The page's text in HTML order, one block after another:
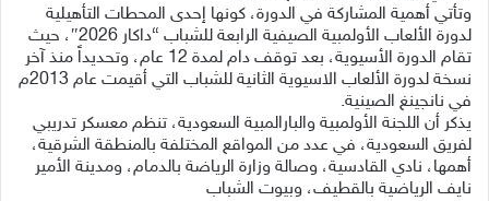
وتأتي أهمية المشاركة في الدورة، كونها إحدى المحطات التأهيلية
لدورة الألعاب الأولمبية الصيفية الرابعة للشباب “داكار 2026″، حيث
تقام الدورة الأسيوية، بعد توقف دام لمدة 12 عام، وتحديداً منذ آخر
نسخة لدورة الألعاب الاسيوية الثانية للشباب التي أقيمت عام 2013م
في نانجينغ الصينية.
يذكر أن اللجنة الأولمبية والبارالمبية السعودية، تنظم معسكر تدريبي
لفريق السعودية، في عدد من المواقع المختلفة بالمنطقة الشرقية،
أهمها، نادي القادسية، وصالة وزارة الرياضة بالدمام، ومدينة الأمير
نايف الرياضية بالقطيف، وبيوت الشباب